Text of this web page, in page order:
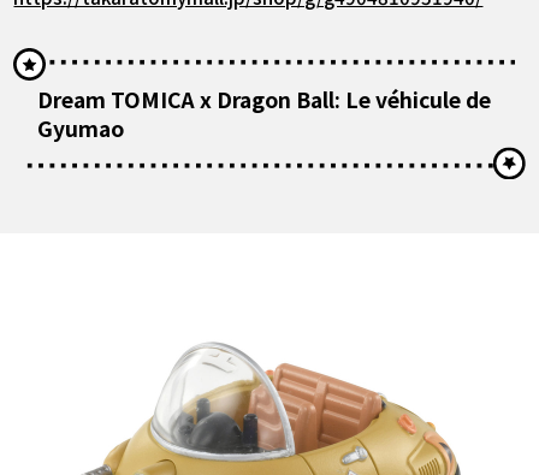
Dream TOMICA x Dragon Ball: Le véhicule de
Gyumao